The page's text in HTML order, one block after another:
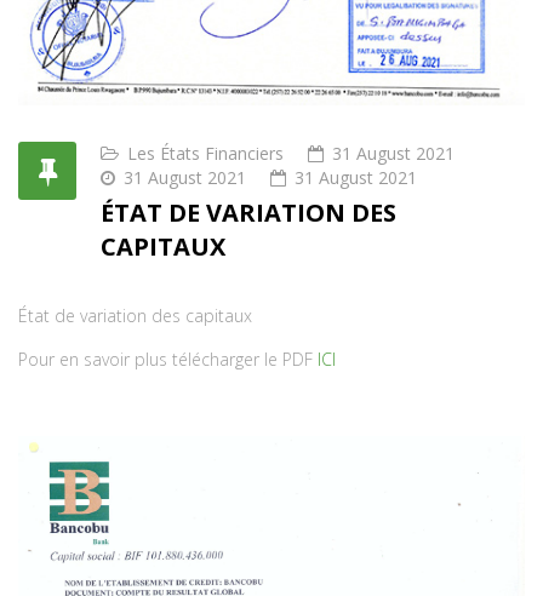
Les États Financiers
31 August 2021
31 August 2021
31 August 2021
ÉTAT DE VARIATION DES
CAPITAUX
État de variation des capitaux
Pour en savoir plus télécharger le PDF ICI